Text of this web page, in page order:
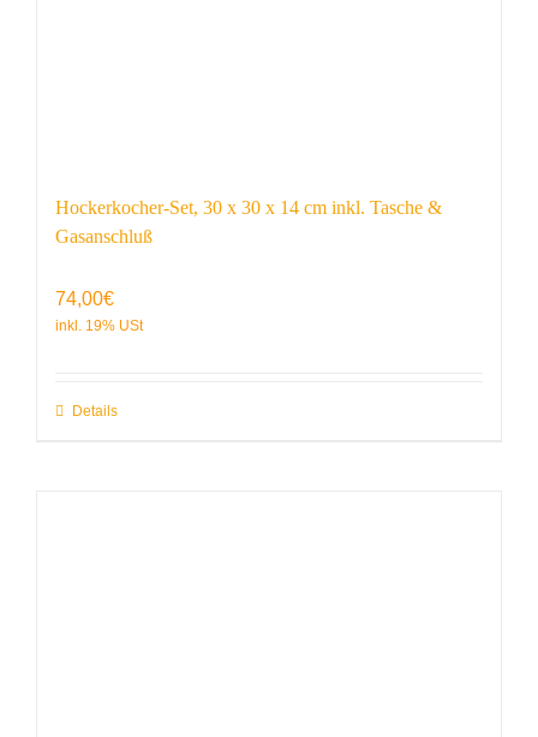
Hockerkocher-Set, 30 x 30 x 14 cm inkl. Tasche &
Gasanschluß
74,00€
Details